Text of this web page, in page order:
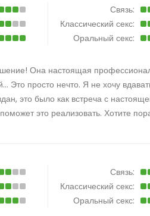
Связь:
Классический секс:
Оральный секс:
Она настоящая
Это просто нечто. Я не хочу
это было как встреча с
это реализовать. Хотите
Связь:
Классический секс:
Оральный секс: